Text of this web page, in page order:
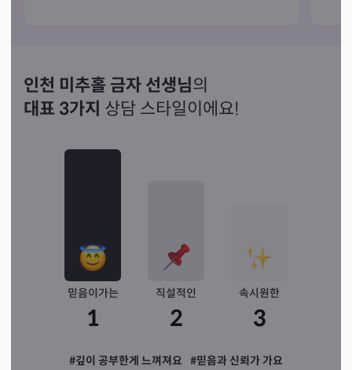
인천 미추홀 금자 선생님의
대표 3가지 상담 스타일이에요!
믿음이가는
1
직설적인
2
속시원한
3
#깊이 공부한게 느껴져요 #믿음과 신뢰가 가요